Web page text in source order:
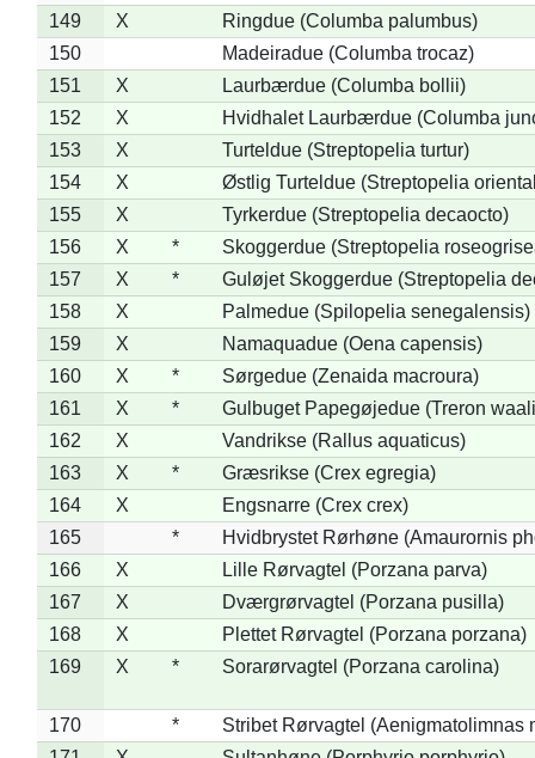
149
X
Ringdue (Columba palumbus)
150
Madeiradue (Columba trocaz)
151
X
Laurbærdue (Columba bollii)
152
X
Hvidhalet Laurbærdue (Columba
153
X
Turteldue (Streptopelia turtur)
154
X
Østlig Turteldue (Streptopelia
155
X
Tyrkerdue (Streptopelia decaocto)
156
X *
Skoggerdue (Streptopelia
157
X *
Guløjet Skoggerdue (Streptopelia
158
X
Palmedue (Spilopelia senegalensis)
159
X
Namaquadue (Oena capensis)
160
X *
Sørgedue (Zenaida macroura)
161
X *
Gulbuget Papegøjedue (Treron
162
X
Vandrikse (Rallus aquaticus)
163
X *
Græsrikse (Crex egregia)
164
X
Engsnarre (Crex crex)
165
*
Hvidbrystet Rørhøne (Amaurornis
166
X
Lille Rørvagtel (Porzana parva)
167
X
Dværgrørvagtel (Porzana pusilla)
168
X
Plettet Rørvagtel (Porzana porzana)
169
X * Sorarørvagtel (Porzana carolina)
170 *
Stribet Rørvagtel (Aenigmatolimnas